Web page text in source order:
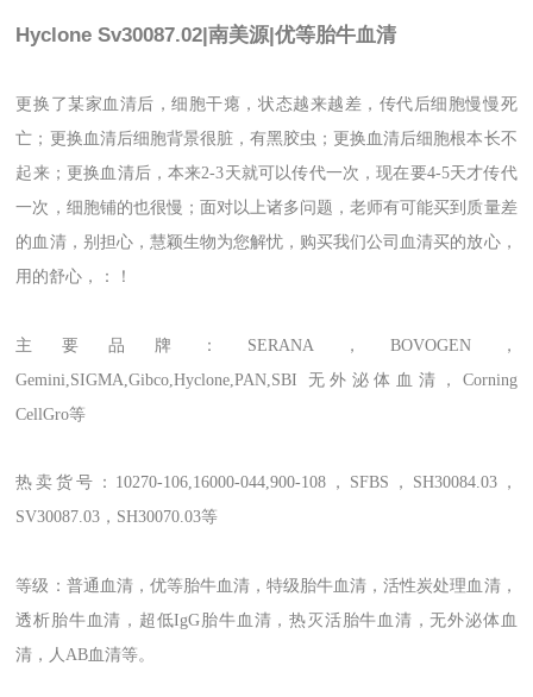
Hyclone Sv30087.02|南美源|优等胎牛血清
更换了某家血清后，细胞干瘪，状态越来越差，传代后细胞慢慢死
亡；更换血清后细胞背景很脏，有黑胶虫；更换血清后细胞根本长不
起来；更换血清后，本来2-3天就可以传代一次，现在要4-5天才传代
一次，细胞铺的也很慢；面对以上诸多问题，老师有可能买到质量差
的血清，别担心，慧颖生物为您解忧，购买我们公司血清买的放心，
用的舒心，：！
主要品牌：SERANA，BOVOGEN，
Gemini,SIGMA,Gibco,Hyclone,PAN,SBI 无外泌体血清， Corning
CellGro等
热卖货号：10270-106,16000-044,900-108，SFBS，SH30084.03，
SV30087.03，SH30070.03等
等级：普通血清，优等胎牛血清，特级胎牛血清，活性炭处理血清，
透析胎牛血清，超低IgG胎牛血清，热灭活胎牛血清，无外泌体血
清，人AB血清等。